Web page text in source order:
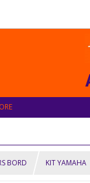
BORD KIT YAMAHA